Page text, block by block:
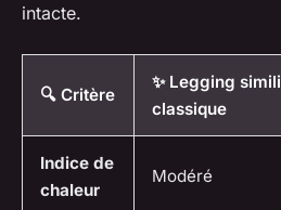
intacte.
🔍 Critère
✨ Legging simili
classique
Indice de
chaleur
Modéré